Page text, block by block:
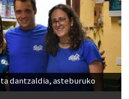
dantzaldia, asteburuko